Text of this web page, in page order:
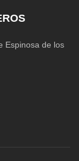
Espinosa de los